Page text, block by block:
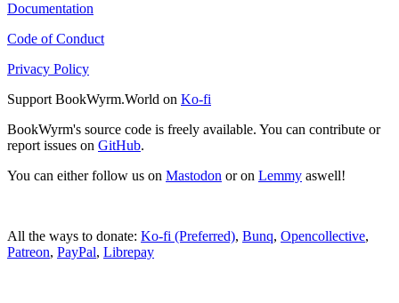
Documentation
Code of Conduct
Privacy Policy
Support BookWyrm.World on Ko-fi
BookWyrm's source code is freely available. You can contribute or
report issues on GitHub.
You can either follow us on Mastodon or on Lemmy aswell!
All the ways to donate: Ko-fi (Preferred), Bunq, Opencollective,
Patreon, PayPal, Librepay